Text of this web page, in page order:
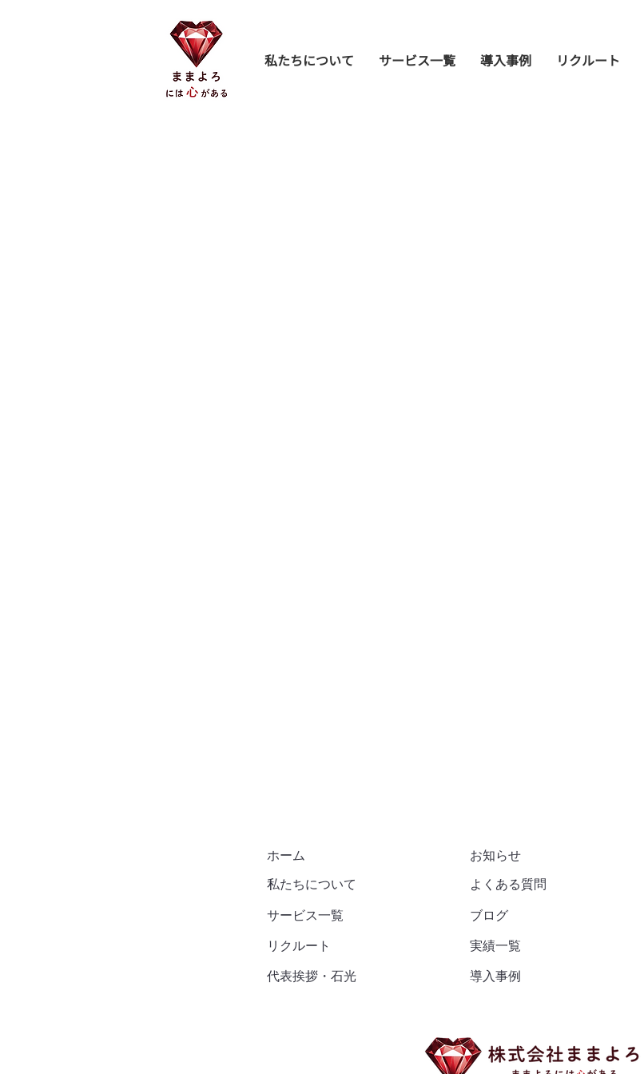
私たちについて サービス一覧 導入事例 リクルート
​ホーム
​私たちについて
​サービス一覧
リクルート
代表挨拶・石光
お知らせ
よくある質問
​ブログ
実績一覧
導入事例